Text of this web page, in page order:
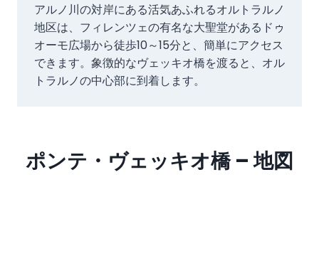
アルノ川の対岸にある活気あふれるオルトラルノ
地区は、フィレンツェの有名な大聖堂があるドゥ
オーモ広場から徒歩10～15分と、簡単にアクセス
できます。象徴的なヴェッキオ橋を渡ると、オル
トラルノの中心部に到着します。
ポンテ・ヴェッキオ橋 – 地図